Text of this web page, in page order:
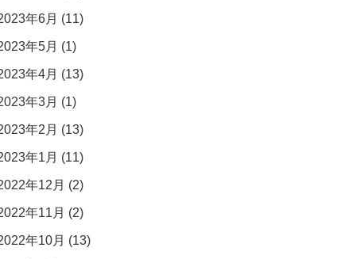
年6月 (11)
年5月 (1)
年4月 (13)
年3月 (1)
年2月 (13)
年1月 (11)
年12月 (2)
年11月 (2)
年10月 (13)